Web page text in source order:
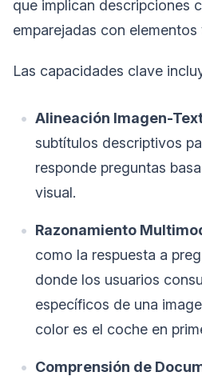
que implican descripciones
emparejadas con elementos
Las capacidades clave
Alineación Imagen-
subtítulos descriptivos
responde preguntas
visual.
Razonamiento
como la respuesta a
donde los usuarios
específicos de una
color es el coche en
Comprensión de